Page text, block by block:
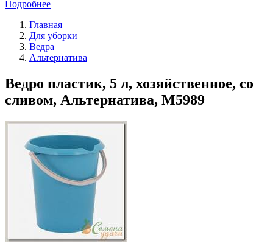
Подробнее
Главная
Для уборки
Ведра
Альтернатива
Ведро пластик, 5 л, хозяйственное, со
сливом, Альтернатива, М5989